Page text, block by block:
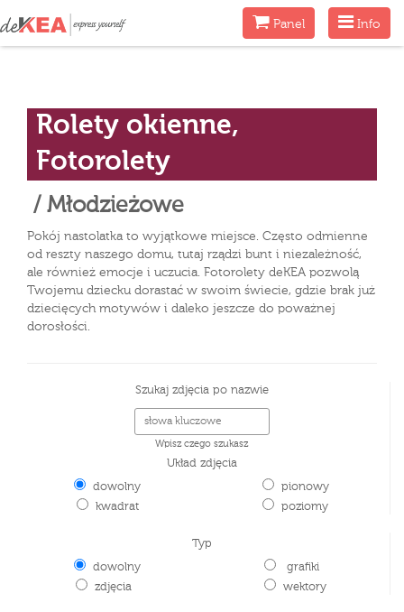
Menu
Info
MenuPanel
Rolety okienne,
Fotorolety
/ Młodzieżowe
Pokój nastolatka to wyjątkowe miejsce. Często odmienne
od reszty naszego domu, tutaj rządzi bunt i niezależność,
ale również emocje i uczucia. Fotorolety deKEA pozwolą
Twojemu dziecku dorastać w swoim świecie, gdzie brak już
dziecięcych motywów i daleko jeszcze do poważnej
dorosłości.
Szukaj zdjęcia po nazwie
Wpisz czego szukasz
Układ zdjęcia
dowolny
kwadrat
pionowy
poziomy
Typ
dowolny
zdjęcia
grafiki
wektory